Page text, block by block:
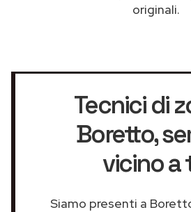
originali.
Tecnici di
Boretto,
vicino a
Siamo presenti a